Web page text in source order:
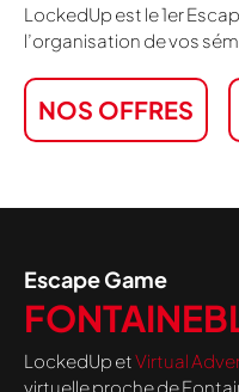
LockedUp est le 1er
l’organisation de vos
NOS OFFRES
Escape Game
LockedUp etVirtual
virtuelle proche de